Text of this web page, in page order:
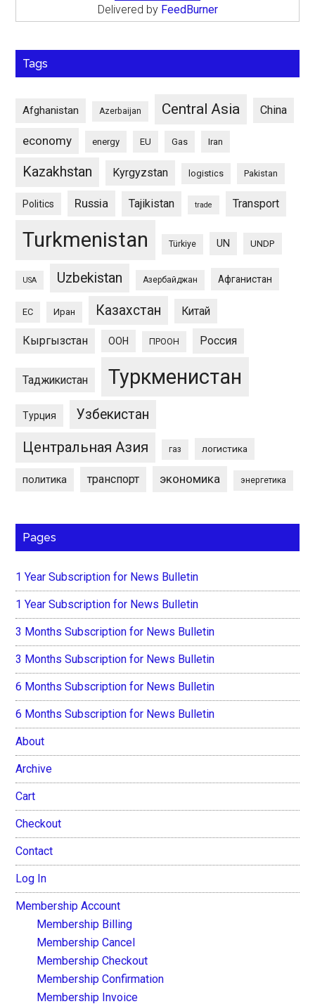
Delivered by FeedBurner
Tags
Afghanistan Azerbaijan Central Asia China
economy energy EU Gas Iran
Kazakhstan Kyrgyzstan logistics Pakistan
Politics Russia Tajikistan trade Transport
Turkmenistan Türkiye UN UNDP
USA Uzbekistan Азербайджан Афганистан
ЕС Иран Казахстан Китай
Кыргызстан ООН ПРООН Россия
Таджикистан Туркменистан
Турция Узбекистан
Центральная Азия газ логистика
политика транспорт экономика энергетика
Pages
1 Year Subscription for News Bulletin
1 Year Subscription for News Bulletin
3 Months Subscription for News Bulletin
3 Months Subscription for News Bulletin
6 Months Subscription for News Bulletin
6 Months Subscription for News Bulletin
About
Archive
Cart
Checkout
Contact
Log In
Membership Account
Membership Billing
Membership Cancel
Membership Checkout
Membership Confirmation
Membership Invoice